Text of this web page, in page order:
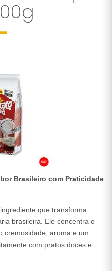
Brasileiro com Praticidade
que transforma
brasileira. Ele concentra o
cremosidade, aroma e um
com pratos doces e